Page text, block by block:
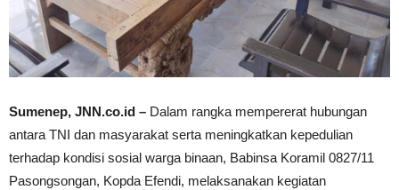
Sumenep, JNN.co.id – Dalam rangka mempererat hubungan
antara TNI dan masyarakat serta meningkatkan kepedulian
terhadap kondisi sosial warga binaan, Babinsa Koramil 0827/11
Pasongsongan, Kopda Efendi, melaksanakan kegiatan